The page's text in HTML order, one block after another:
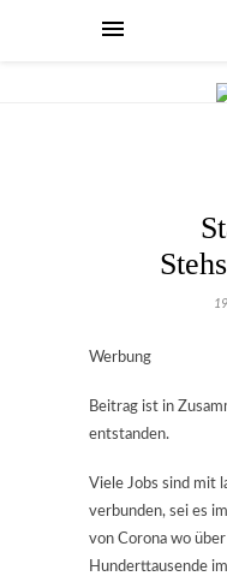
Werbung
Beitrag ist in
entstanden.
Viele Jobs sind mit
verbunden, sei es
von Corona wo
Hunderttausende